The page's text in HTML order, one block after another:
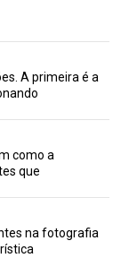
A primeira é a
como a
que
na fotografia